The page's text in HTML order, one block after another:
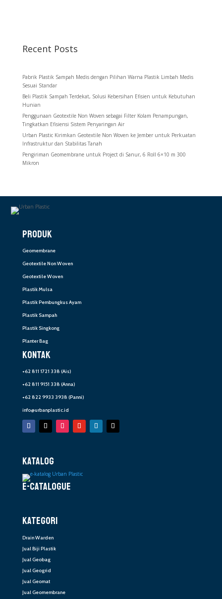
Recent Posts
Pabrik Plastik Sampah Medis dengan Pilihan Warna Plastik Limbah Medis
Sesuai Standar
Beli Plastik Sampah Terdekat, Solusi Kebersihan Efisien untuk Kebutuhan
Hunian
Penggunaan Geotextile Non Woven sebagai Filter Kolam Penampungan,
Tingkatkan Efisiensi Sistem Penyaringan Air
Urban Plastic Kirimkan Geotextile Non Woven ke Jember untuk Perkuatan
Infrastruktur dan Stabilitas Tanah
Pengiriman Geomembrane untuk Project di Sanur, 6 Roll 6×10 m 300
Mikron
PRODUK
Geomembrane
Geotextile Non Woven
Geotextile Woven
Plastik Mulsa
Plastik Pembungkus Ayam
Plastik Sampah
Plastik Singkong
Planter Bag
KONTAK
+62 811 1721 338 (Ais)
+62 811 9151 338 (Anna)
+62 822 9933 3938 (Panni)
info@urbanplastic.id
KATALOG
E-CATALOGUE
KATEGORI
Drain Warden
Jual Biji Plastik
Jual Geobag
Jual Geogrid
Jual Geomat
Jual Geomembrane